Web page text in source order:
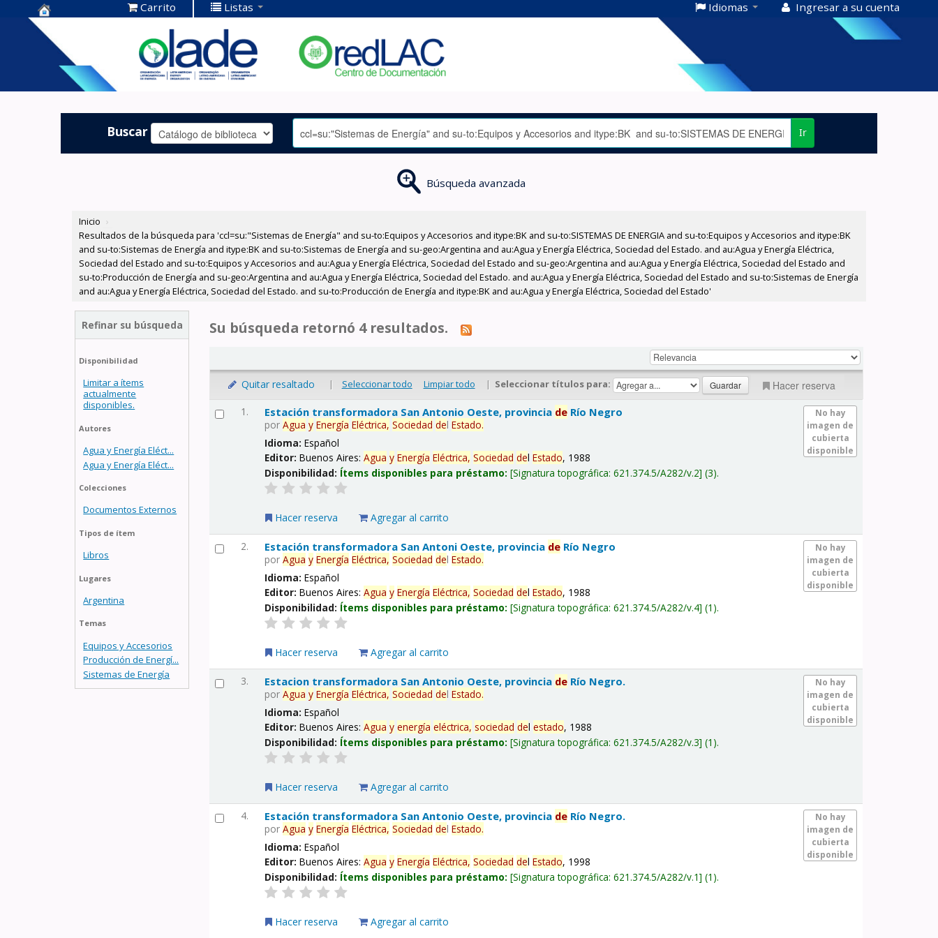
Centro de
Documentación
OLADE -
Carrito Listas Idiomas Ingresar a su cuenta
Buscar Ir
Búsqueda avanzada
Inicio ›
Resultados de la búsqueda para 'ccl=su:"Sistemas de Energía" and su-to:Equipos y Accesorios and itype:BK and su-to:SISTEMAS DE ENERGIA and su-to:Equipos y Accesorios and itype:BK
and su-to:Sistemas de Energía and itype:BK and su-to:Sistemas de Energía and su-geo:Argentina and au:Agua y Energía Eléctrica, Sociedad del Estado. and au:Agua y Energía Eléctrica,
Sociedad del Estado and su-to:Equipos y Accesorios and au:Agua y Energía Eléctrica, Sociedad del Estado and su-geo:Argentina and au:Agua y Energía Eléctrica, Sociedad del Estado and
su-to:Producción de Energía and su-geo:Argentina and au:Agua y Energía Eléctrica, Sociedad del Estado. and au:Agua y Energía Eléctrica, Sociedad del Estado and su-to:Sistemas de Energía
and au:Agua y Energía Eléctrica, Sociedad del Estado. and su-to:Producción de Energía and itype:BK and au:Agua y Energía Eléctrica, Sociedad del Estado'
Refinar su búsqueda
Disponibilidad
Limitar a ítems
actualmente
disponibles.
Autores
Agua y Energía Eléct...
Agua y Energía Eléct...
Colecciones
Documentos Externos
Tipos de ítem
Libros
Lugares
Argentina
Temas
Equipos y Accesorios
Producción de Energí...
Sistemas de Energía
Su búsqueda retornó 4 resultados.
Quitar resaltado | Seleccionar todo Limpiar todo | Seleccionar títulos para: Hacer reserva
1.
No hay
imagen de
cubierta
disponible
Estación transformadora San Antonio Oeste, provincia de Río Negro
porAgua y Energía Eléctrica, Sociedad delEstado.
Idioma:Español
Editor:Buenos Aires:Agua y Energía Eléctrica, Sociedad delEstado, 1988
Disponibilidad: Ítems disponibles para préstamo: Signatura topográfica:621.374.5/A282/v.2 (3).
Hacer reserva Agregar al carrito
2.
No hay
imagen de
cubierta
disponible
Estación transformadora San Antoni Oeste, provincia de Río Negro
porAgua y Energía Eléctrica, Sociedad delEstado.
Idioma:Español
Editor:Buenos Aires:Agua y Energía Eléctrica, Sociedad delEstado, 1988
Disponibilidad: Ítems disponibles para préstamo: Signatura topográfica:621.374.5/A282/v.4 (1).
Hacer reserva Agregar al carrito
3.
No hay
imagen de
cubierta
disponible
Estacion transformadora San Antonio Oeste, provincia de Río Negro.
porAgua y Energía Eléctrica, Sociedad delEstado.
Idioma:Español
Editor:Buenos Aires:Agua y energía eléctrica, sociedad delestado, 1988
Disponibilidad: Ítems disponibles para préstamo: Signatura topográfica:621.374.5/A282/v.3 (1).
Hacer reserva Agregar al carrito
4.
No hay
imagen de
cubierta
disponible
Estación transformadora San Antonio Oeste, provincia de Río Negro.
porAgua y Energía Eléctrica, Sociedad delEstado.
Idioma:Español
Editor:Buenos Aires:Agua y Energía Eléctrica, Sociedad delEstado, 1998
Disponibilidad: Ítems disponibles para préstamo: Signatura topográfica:621.374.5/A282/v.1 (1).
Hacer reserva Agregar al carrito